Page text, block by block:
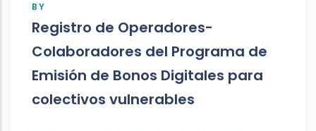
BY
Registro de Operadores-
Colaboradores del Programa de
Emisión de Bonos Digitales para
colectivos vulnerables